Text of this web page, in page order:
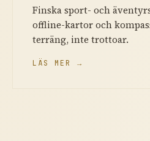
Finska sport- och
offline-kartor och
terräng, inte trottoar.
LÄS MER →